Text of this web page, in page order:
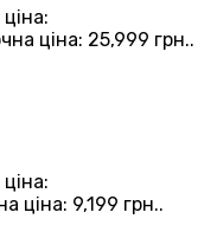
ціна: 25,999 грн..
ціна: 9,199 грн..